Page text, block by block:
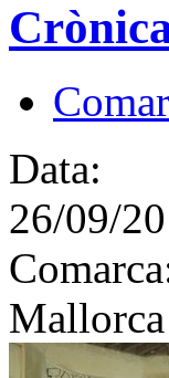
Data:
26/09/
Mallorca